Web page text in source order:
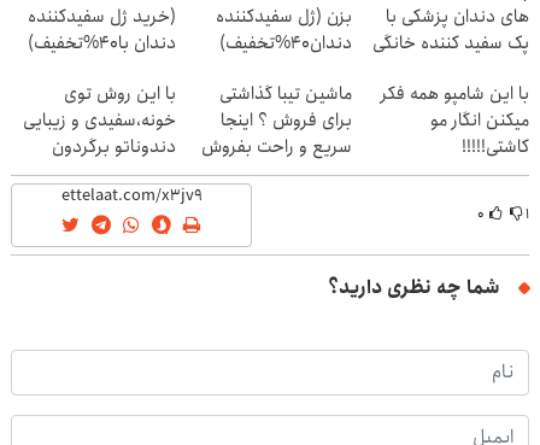
های دندان پزشکی با
پک سفید کننده خانگی
بزن (ژل سفیدکننده
دندان40%تخفیف)
(خرید ژل سفیدکننده
دندان با40%تخفیف)
با این شامپو همه فکر
میکنن انگار مو
کاشتی!!!!!
ماشین تیبا گذاشتی
برای فروش ؟ اینجا
سریع و راحت بفروش
با این روش توی
خونه،سفیدی و زیبایی
دندوناتو برگردون
(40%off)
۱ ۰
شما چه نظری دارید؟